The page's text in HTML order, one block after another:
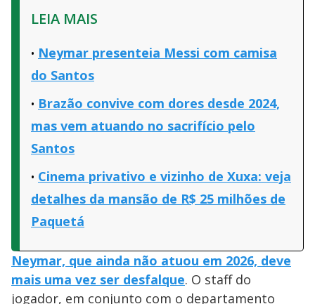
LEIA MAIS
Neymar presenteia Messi com camisa
do Santos
Brazão convive com dores desde 2024,
mas vem atuando no sacrifício pelo
Santos
Cinema privativo e vizinho de Xuxa: veja
detalhes da mansão de R$ 25 milhões de
Paquetá
Neymar, que ainda não atuou em 2026, deve
mais uma vez ser desfalque. O staff do
jogador, em conjunto com o departamento